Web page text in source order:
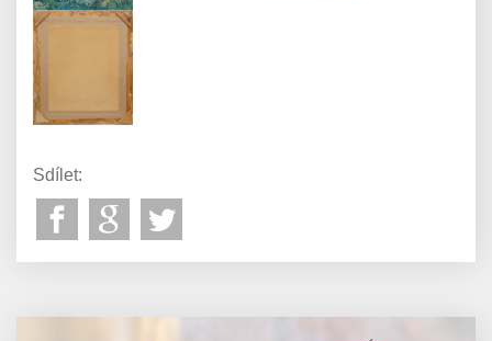
Sdílet: